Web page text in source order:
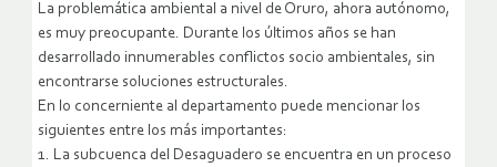
La problemática ambiental a nivel de Oruro, ahora autónomo,
es muy preocupante. Durante los últimos años se han
desarrollado innumerables conflictos socio ambientales, sin
encontrarse soluciones estructurales.
En lo concerniente al departamento puede mencionar los
siguientes entre los más importantes:
1. La subcuenca del Desaguadero se encuentra en un proceso